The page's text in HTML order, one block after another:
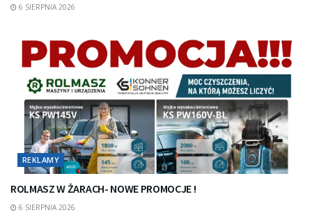
6 SIERPNIA 2026
REKLAMY
ROLMASZ W ŻARACH- NOWE PROMOCJE !
6 SIERPNIA 2026